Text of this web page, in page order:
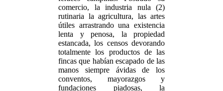
comercio, la industria nula (2)
rutinaria la agricultura, las artes
útiles arrastrando una existencia
lenta y penosa, la propiedad
estancada, los censos devorando
totalmente los productos de las
fincas que habían escapado de las
manos siempre ávidas de los
conventos, mayorazgos y
fundaciones piadosas, la